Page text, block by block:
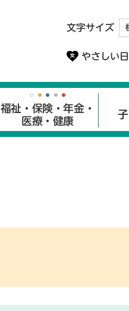
文字サイズ
やさしい
福祉・保険・年金・
医療・健康